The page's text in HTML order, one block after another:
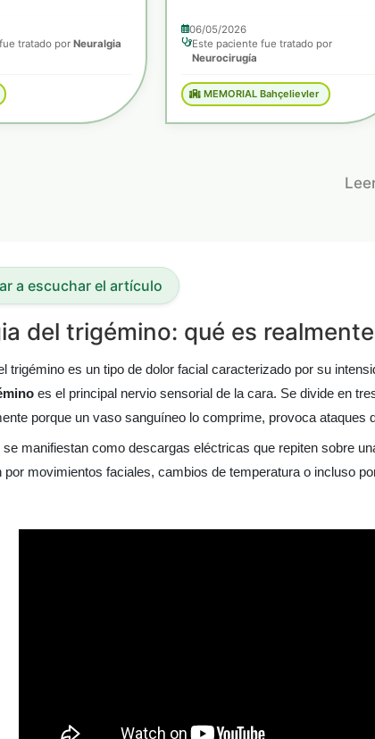
tratado por Neuralgia
06/05/2026
Este paciente fue tratado por
Neurocirugía
MEMORIAL Bahçelievler
a escuchar el artículo
del trigémino: qué es realmente
trigémino es un tipo de dolor facial caracterizado por su
es el principal nervio sensorial de la cara. Se divide en
porque un vaso sanguíneo lo comprime, provoca ataques
manifiestan como descargas eléctricas que repiten sobre
por movimientos faciales, cambios de temperatura o incluso